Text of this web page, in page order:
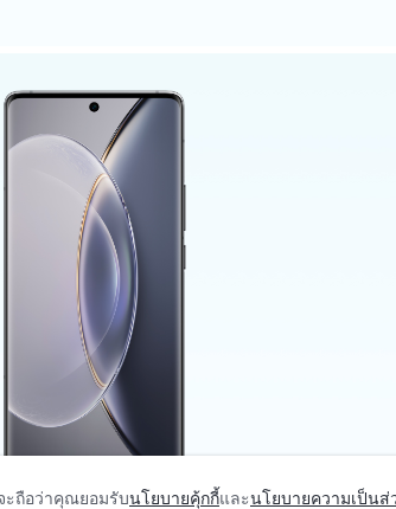
ะถือว่าคุณยอมรับนโยบายคุ้กกี้และนโยบายความเป็นส่